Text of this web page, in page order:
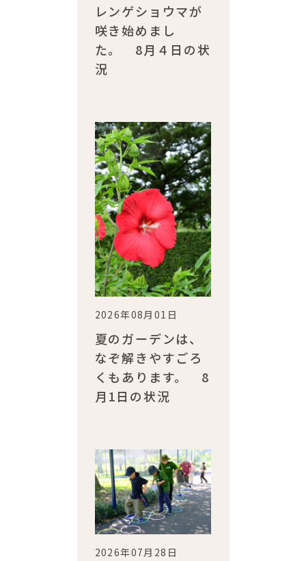
レンゲショウマが
咲き始めまし
た。 8月４日の状
況
2026年08月01日
夏のガーデンは、
なぞ解きやすごろ
くもあります。 8
月1日の状況
2026年07月28日